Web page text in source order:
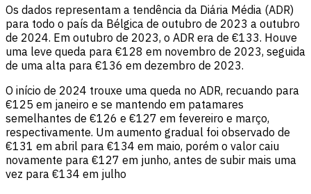
Os dados representam a tendência da Diária Média (ADR)
para todo o país da Bélgica de outubro de 2023 a outubro
de 2024. Em outubro de 2023, o ADR era de €133. Houve
uma leve queda para €128 em novembro de 2023, seguida
de uma alta para €136 em dezembro de 2023.
O início de 2024 trouxe uma queda no ADR, recuando para
€125 em janeiro e se mantendo em patamares
semelhantes de €126 e €127 em fevereiro e março,
respectivamente. Um aumento gradual foi observado de
€131 em abril para €134 em maio, porém o valor caiu
novamente para €127 em junho, antes de subir mais uma
vez para €134 em julho